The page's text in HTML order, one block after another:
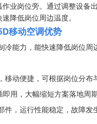
业岗位旁。通过调整设备
降低岗位周边温度。
移动空调优势
冷能力，能快速降低岗位
移动便捷，可根据岗位分
用，大幅缩短方案落地周
件，运行性能稳定，故障